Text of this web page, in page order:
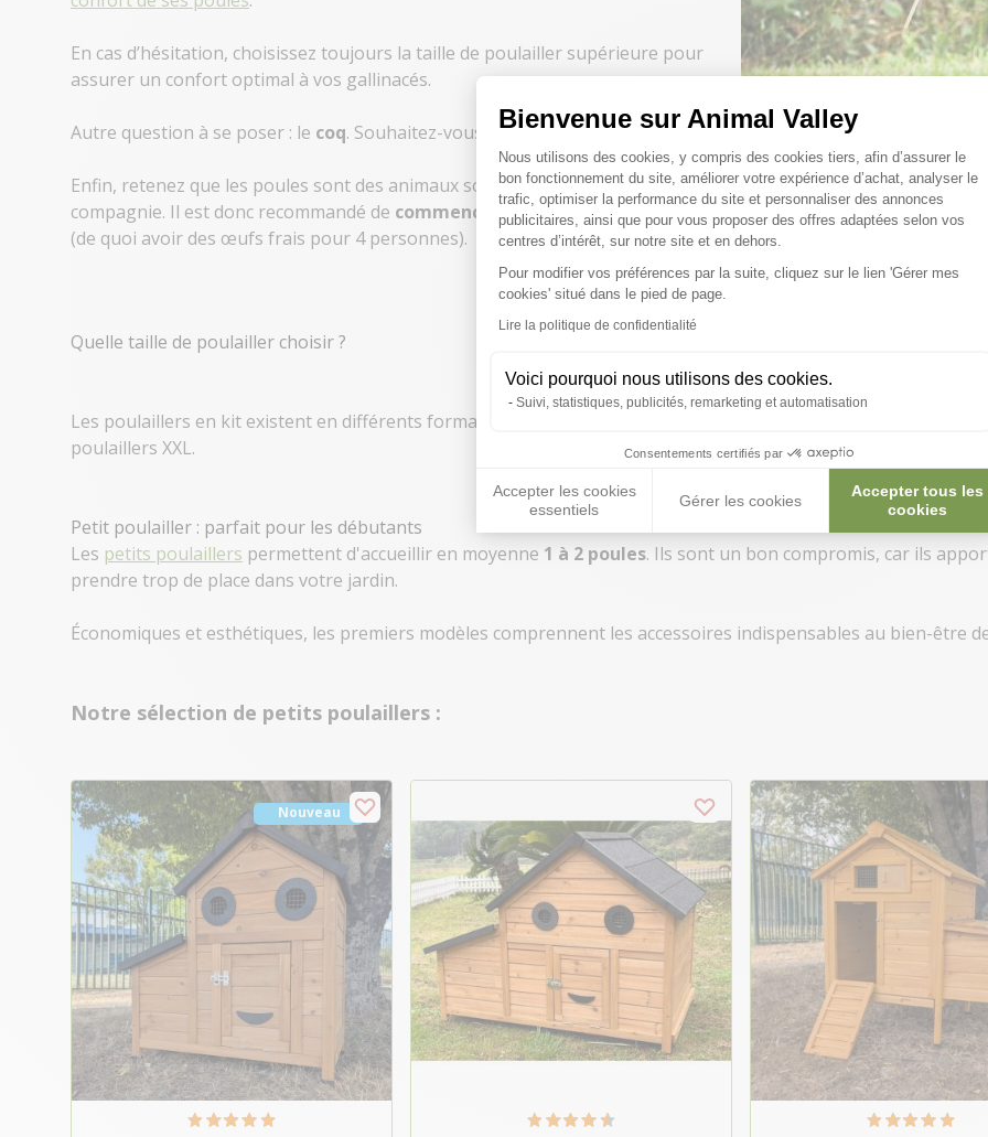
Bienvenue sur Animal Valley
Plateforme de Gestion du
Nous utilisons des cookies, y compris des cookies tiers, afin d’assurer le
bon fonctionnement du site, améliorer votre expérience d’achat, analyser le
trafic, optimiser la performance du site et personnaliser des annonces
publicitaires, ainsi que pour vous proposer des offres adaptées selon vos
centres d’intérêt, sur notre site et en dehors.
Pour modifier vos préférences par la suite, cliquez sur le lien 'Gérer mes
cookies' situé dans le pied de page.
Lire la politique de confidentialité
Voici pourquoi nous utilisons des cookies.
Suivi, statistiques, publicités, remarketing et automatisation
Consentements certifiés par
Accepter les cookies
essentiels
Gérer les cookies
Accepter tous les
cookies
Axeptio consent
En cas d’hésitation, choisissez toujours la taille de poulailler supérieure pour
assurer un confort optimal à vos gallinacés.
Autre question à se poser : le coq. Souhaitez-vous avoir des poussins ?
Enfin, retenez que les poules sont des animaux sociables qui aiment la
compagnie. Il est donc recommandé de commencer au minimum avec 2 poules
(de quoi avoir des œufs frais pour 4 personnes).
Quelle taille de poulailler choisir ?
Les poulaillers en kit existent en différents formats que l'on classer en fonction de la surface de vie proposée
poulaillers XXL.
Petit poulailler : parfait pour les débutants
Les petits poulaillers permettent d'accueillir en moyenne 1 à 2 poules. Ils sont un bon compromis, car ils
prendre trop de place dans votre jardin.
Économiques et esthétiques, les premiers modèles comprennent les accessoires indispensables au bien-être
Notre sélection de petits poulaillers :
Nouveau